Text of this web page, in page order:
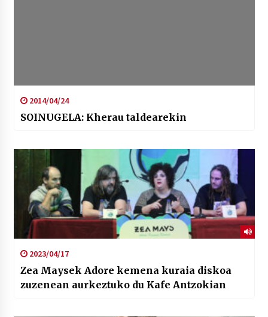
2014/04/24
SOINUGELA: Kherau taldearekin
2023/04/17
Zea Maysek Adore kemena kuraia diskoa
zuzenean aurkeztuko du Kafe Antzokian